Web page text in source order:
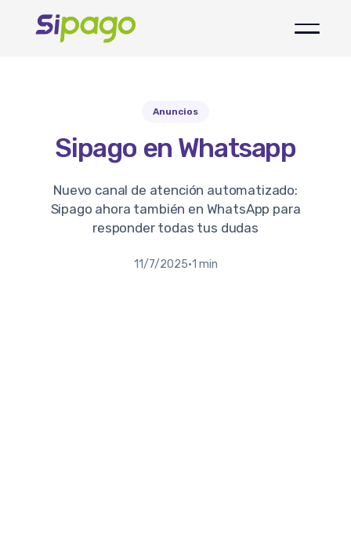
Anuncios
Sipago en Whatsapp
Nuevo canal de atención automatizado:
Sipago ahora también en WhatsApp para
responder todas tus dudas
11/7/2025·1 min